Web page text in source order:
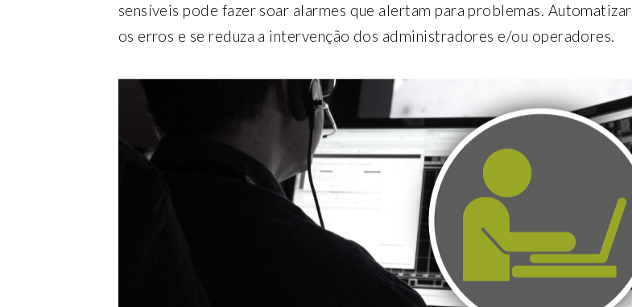
sensíveis pode fazer soar alarmes que alertam para problemas.
os erros e se reduza a intervenção dos administradores e/ou operadores.